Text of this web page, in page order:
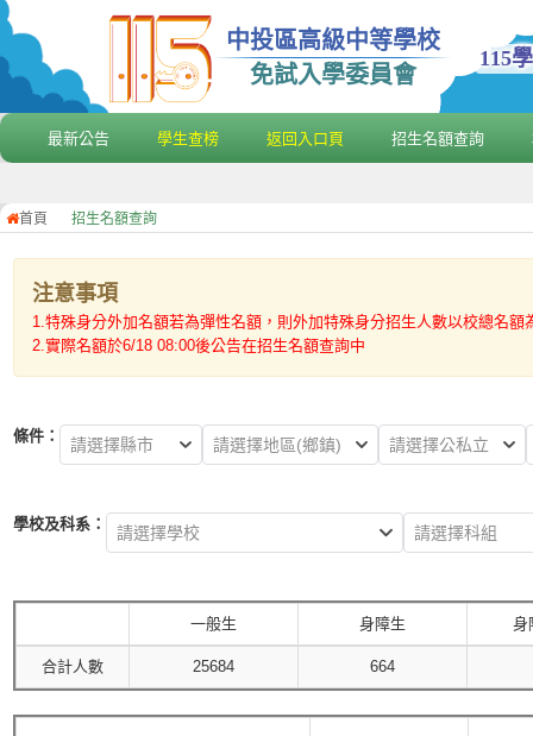
中投區高級中等學校
免試入學委員會
115
最新公告 學生查榜 返回入口頁 招生名額查詢
首頁 招生名額查詢
注意事項
1.特殊身分外加名額若為彈性名額，則外加特殊身分招生人數以校總名額
2.實際名額於6/18 08:00後公告在招生名額查詢中
條件： 請選擇縣市 請選擇地區(鄉鎮) 請選擇公私立
學校及科系： 請選擇學校 請選擇科組
一般生 身障生 身
合計人數 25684 664